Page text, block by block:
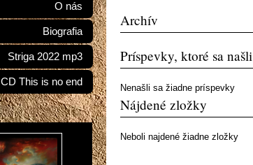
Archív
Príspevky, ktoré sa našli
Nenašli sa žiadne príspevky
Nájdené zložky
Neboli najdené žiadne zložky
O nás
Biografia
Striga 2022 mp3
CD This is no end